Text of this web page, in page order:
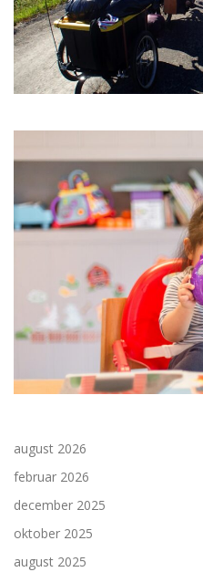
august 2026
februar 2026
december 2025
oktober 2025
august 2025